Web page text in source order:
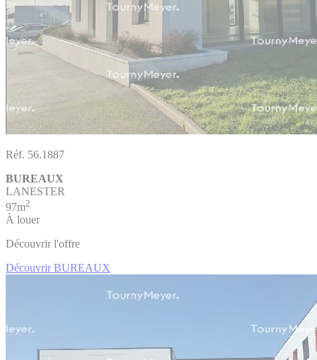
Réf. 56.1887
BUREAUX
LANESTER
97m2
À louer
Découvrir l'offre
Découvrir BUREAUX